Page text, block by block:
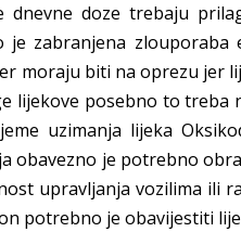
doze trebaju
zabranjena zlouporaba
moraju biti na oprezu jer
lijekove posebno to treba
uzimanja lijeka
obavezno je potrebno
upravljanja vozilima ili
potrebno je obavijestiti